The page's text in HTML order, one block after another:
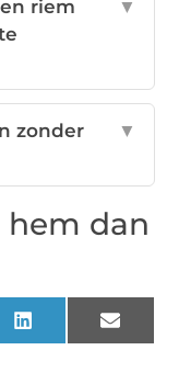
riem
▼
zonder
▼
hem dan
LinkedIn Email